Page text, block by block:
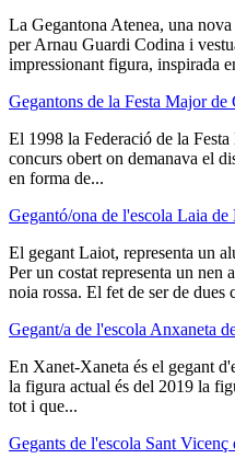
La Gegantona Atenea, una
per Arnau Guardi Codina i
impressionant figura, inspirada
Gegantons de la Festa Major de
El 1998 la Federació de la
concurs obert on demanava el
en forma de...
Gegantó/ona de l'escola Laia de
El gegant Laiot, representa un
Per un costat representa un nen
noia rossa. El fet de ser de dues
Gegant/a de l'escola Anxaneta
En Xanet-Xaneta és el gegant
la figura actual és del 2019 la
tot i que...
Gegants de l'escola Sant